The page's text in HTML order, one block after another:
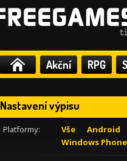
Akční RPG
Nastavení výpisu
Platformy: Vše Android
Windows